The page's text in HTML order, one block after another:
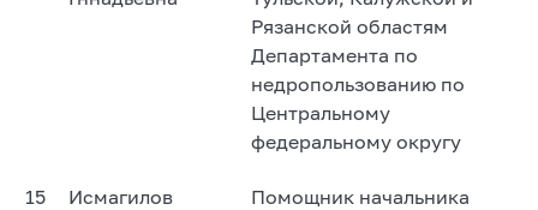
Рязанской областям
Департамента по
недропользованию по
Центральному
федеральному округу
15
Исмагилов
Помощник начальника